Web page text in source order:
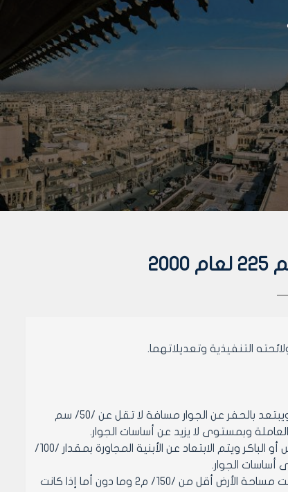
1- أرض صخرية: يسمح لصاحب المحضر بحفر الأرض بواسطة الكمبريسة أو بواسطة نقار ويبتعد بالحفر عن الجوار مسافة لا تقل عن /50/ سم
2- أرض من النوع الحوار: يسمح لصاحب المحضر بالحفر بواسطة النقار أو بواسطة التركس أو الباكر ويتم الابتعاد عن الأبنية المجاورة بمقدار /100/
3- أرض ترابية أو زراعية أو رخوة: يسمح لصاحب المحضر بحفر الأرض بواسطة الباكر إذا كانت مساحة الأرض أقل من /150/ م2 وما دون أما إذا كانت